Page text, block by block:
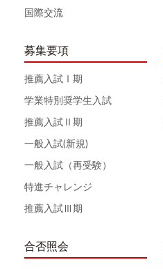
国際交流
募集要項
推薦入試Ⅰ期
学業特別奨学生入試
推薦入試Ⅱ期
一般入試(新規)
一般入試（再受験）
特進チャレンジ
推薦入試Ⅲ期
合否照会